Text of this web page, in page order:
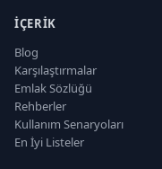
İÇERIK
Blog
Karşılaştırmalar
Emlak Sözlüğü
Rehberler
Kullanım Senaryoları
En İyi Listeler